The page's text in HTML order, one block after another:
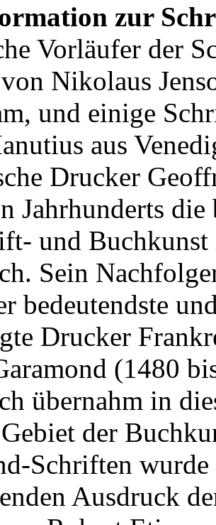
zur
Vorläufer der
Nikolaus
und einige
aus
Drucker
Jahrhunderts
und
Sein
bedeutendste
Drucker
(1480
übernahm in
der
Schriften
Ausdruck